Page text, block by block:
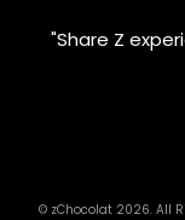
"Share Z
© zChocolat 2026. All